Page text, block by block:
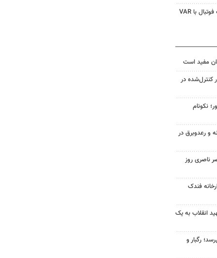
تمام دیدارهای فصل جدید لیگ فوتبال با VAR
مفید است
کنترل‌شده در
نکونام
و رعدوبرق در
ناصری روز
فندک
انقلاب به یک
رگبار و